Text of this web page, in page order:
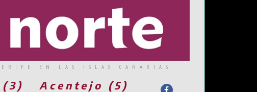
EN LAS ISLAS CANARIAS
Acentejo (5)